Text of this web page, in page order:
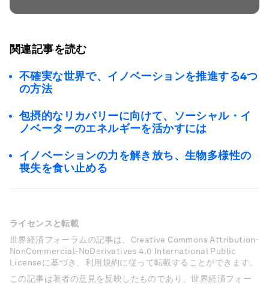
関連記事を読む
不確実な世界で、イノベーションを推進する4つ
の方法
包摂的なリカバリーに向けて、ソーシャル・イ
ノベーターのエネルギーを活かすには
イノベーションの力を解き放ち、生物多様性の
喪失を食い止める
ライセンスと転載
世界経済フォーラムの記事は、Creative Commons Attribution-
NonCommercial-NoDerivatives 4.0 International Public
Licenseに基づき、利用規約に従って転載することができます。
この記事は著者の意見を反映したものであり、世界経済フォー